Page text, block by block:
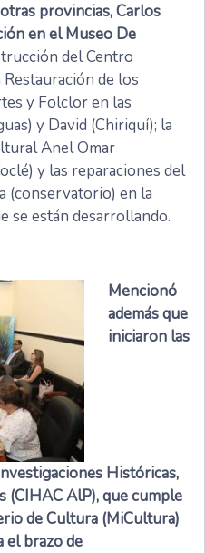
provincias, Carlos
en el Museo De
del Centro
de los
y Folclor en las
y David (Chiriquí); la
Anel Omar
y las reparaciones del
(conservatorio) en la
se están desarrollando.
Mencionó
además que
iniciaron las
Históricas,
AlP), que cumple
de Cultura (MiCultura)
el brazo de